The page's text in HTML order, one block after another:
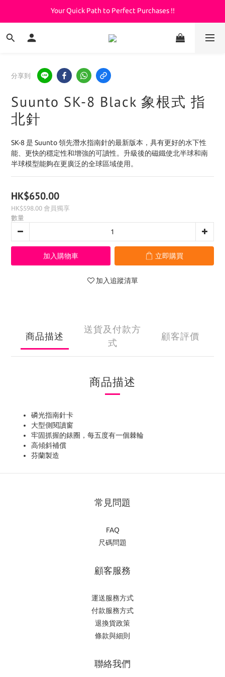
Welcome to KeepDiving.com
Your Quick Path to Perfect Purchases !!
分享到
Suunto SK-8 Black 象根式 指
北針
SK-8 是 Suunto 領先潛水指南針的最新版本，具有更好的水下性
能、更快的穩定性和增強的可讀性。升級後的磁鐵使北半球和南
半球模型能夠在更廣泛的全球區域使用。
HK$650.00
HK$598.00 會員獨享
數量
加入購物車 立即購買
加入追蹤清單
商品描述
送貨及付款方
式
顧客評價
商品描述
磷光指南針卡
大型側閱讀窗
牢固抓握的錶圈，每五度有一個棘輪
高傾斜補償
芬蘭製造
常見問題
FAQ
尺碼問題
顧客服務
運送服務方式
付款服務方式
退換貨政策
條款與細則
聯絡我們